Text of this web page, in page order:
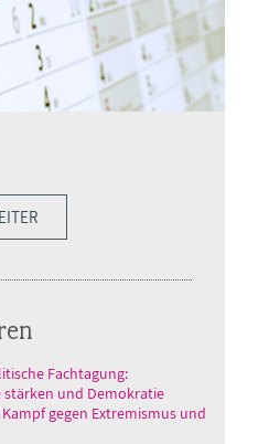
Fachtagung:
stärken und Demokratie
gegen Extremismus und